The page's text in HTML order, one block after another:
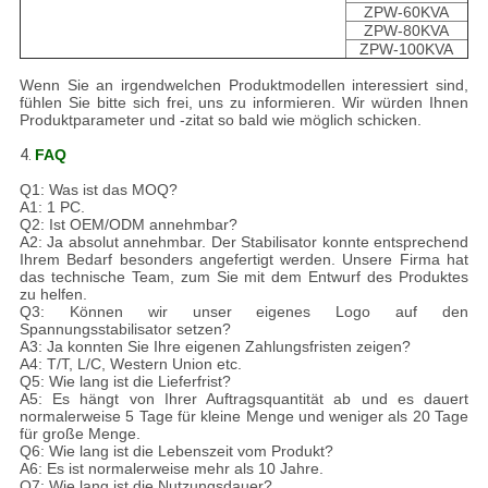
ZPW-60KVA
ZPW-80KVA
ZPW-100KVA
Wenn Sie an irgendwelchen Produktmodellen interessiert sind,
fühlen Sie bitte sich frei, uns zu informieren. Wir würden Ihnen
Produktparameter und -zitat so bald wie möglich schicken.
4. FAQ
Q1: Was ist das MOQ?
A1: 1 PC.
Q2: Ist OEM/ODM annehmbar?
A2: Ja absolut annehmbar. Der Stabilisator konnte entsprechend
Ihrem Bedarf besonders angefertigt werden. Unsere Firma hat
das technische Team, zum Sie mit dem Entwurf des Produktes
zu helfen.
Q3: Können wir unser eigenes Logo auf den
Spannungsstabilisator setzen?
A3: Ja konnten Sie Ihre eigenen Zahlungsfristen zeigen?
A4: T/T, L/C, Western Union etc.
Q5: Wie lang ist die Lieferfrist?
A5: Es hängt von Ihrer Auftragsquantität ab und es dauert
normalerweise 5 Tage für kleine Menge und weniger als 20 Tage
für große Menge.
Q6: Wie lang ist die Lebenszeit vom Produkt?
A6: Es ist normalerweise mehr als 10 Jahre.